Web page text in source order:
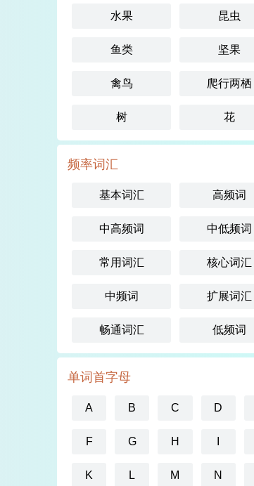
水果 昆虫
鱼类 坚果
禽鸟 爬行两栖
树 花
频率词汇
基本词汇 高频词
中高频词 中低频词
常用词汇 核心词汇
中频词 扩展词汇
畅通词汇 低频词
单词首字母
A B C D
F G H
K L M N